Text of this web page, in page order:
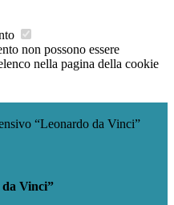
non possono essere
nella pagina della cookie
“Leonardo da Vinci”
Vinci”